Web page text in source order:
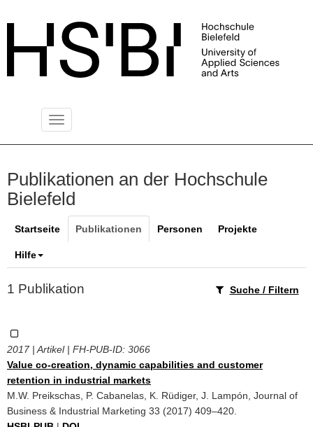
Toggle
Publikationen an der Hochschule
Bielefeld
Startseite Publikationen Personen Projekte
Hilfe
1 Publikation Suche / Filtern
2017 | Artikel | FH-PUB-ID: 3066
Value co-creation, dynamic capabilities and customer
retention in industrial markets
M.W. Preikschas, P. Cabanelas, K. Rüdiger, J. Lampón, Journal of
Business & Industrial Marketing 33 (2017) 409–420.